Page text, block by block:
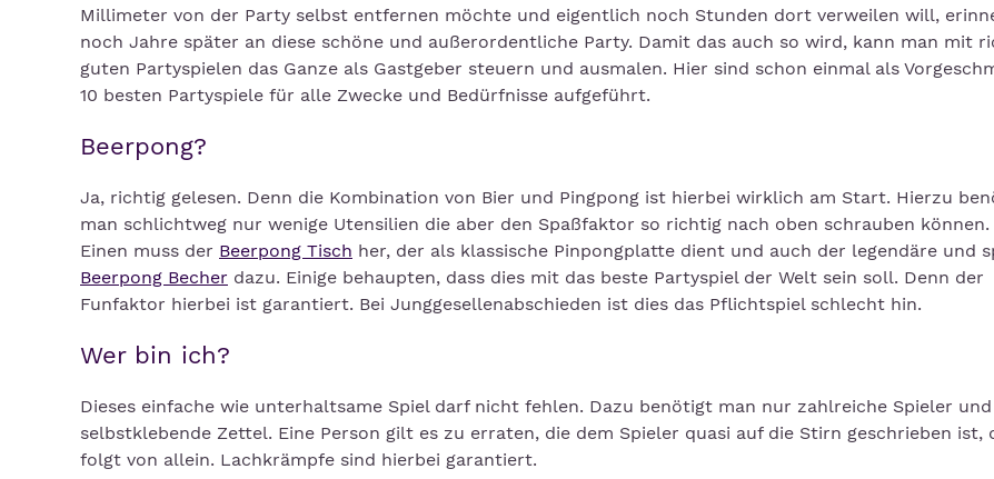
Millimeter von der Party selbst entfernen möchte und eigentlich noch Stunden dort verweilen will,
noch Jahre später an diese schöne und außerordentliche Party. Damit das auch so wird, kann man mit
guten Partyspielen das Ganze als Gastgeber steuern und ausmalen. Hier sind schon einmal als
10 besten Partyspiele für alle Zwecke und Bedürfnisse aufgeführt.
Beerpong?
Ja, richtig gelesen. Denn die Kombination von Bier und Pingpong ist hierbei wirklich am Start. Hierzu
man schlichtweg nur wenige Utensilien die aber den Spaßfaktor so richtig nach oben schrauben können.
Einen muss der Beerpong Tisch her, der als klassische Pinpongplatte dient und auch der legendäre und
Beerpong Becher dazu. Einige behaupten, dass dies mit das beste Partyspiel der Welt sein soll. Denn der
Funfaktor hierbei ist garantiert. Bei Junggesellenabschieden ist dies das Pflichtspiel schlecht hin.
Wer bin ich?
Dieses einfache wie unterhaltsame Spiel darf nicht fehlen. Dazu benötigt man nur zahlreiche Spieler und
selbstklebende Zettel. Eine Person gilt es zu erraten, die dem Spieler quasi auf die Stirn geschrieben ist,
folgt von allein. Lachkrämpfe sind hierbei garantiert.